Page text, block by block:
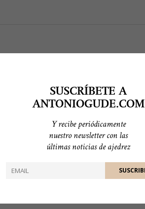
SUSCRÍBETE A
ANTONIOGUDE.COM
Y recibe periódicamente
nuestro newsletter con las
últimas noticias de ajedrez
de principios.